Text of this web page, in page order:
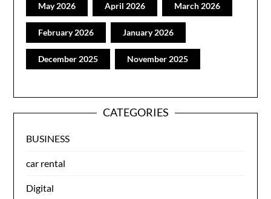
May 2026 April 2026 March 2026
February 2026 January 2026
December 2025 November 2025
CATEGORIES
BUSINESS
car rental
Digital